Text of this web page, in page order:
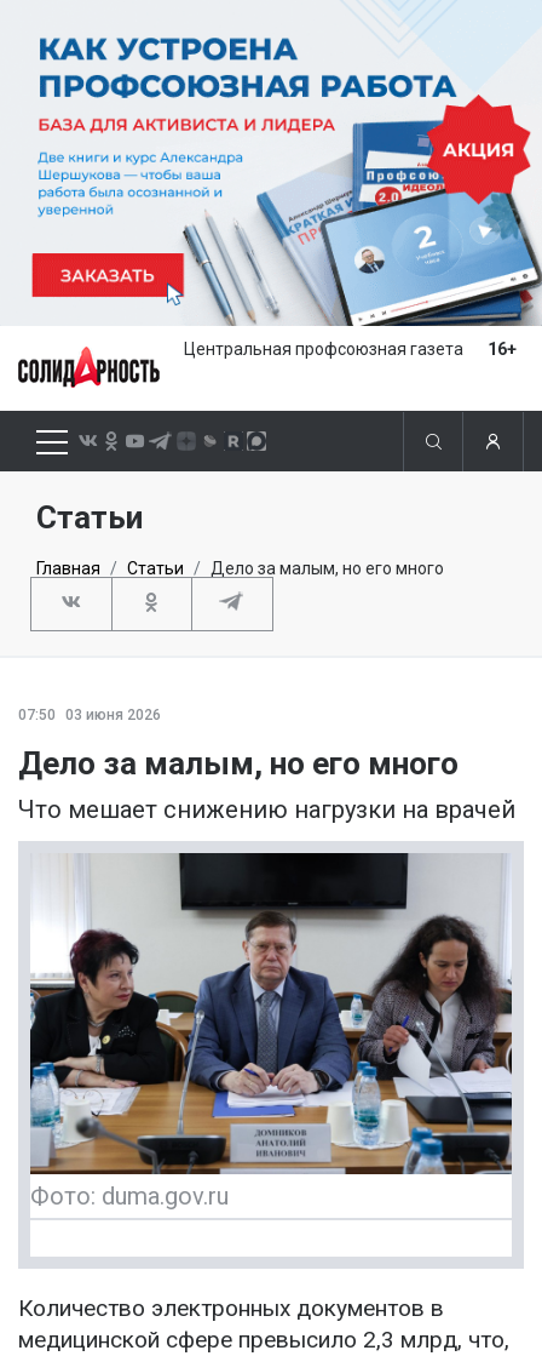
Центральная профсоюзная газета 16+
Статьи
Главная Статьи Дело за малым, но его много
07:50 03 июня 2026
Дело за малым, но его много
Что мешает снижению нагрузки на врачей
Фото: duma.gov.ru
Количество электронных документов в
медицинской сфере превысило 2,3 млрд, что,